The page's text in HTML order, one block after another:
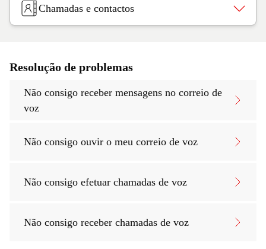
Chamadas e contactos
Resolução de problemas
Não consigo receber mensagens no correio de
voz
Não consigo ouvir o meu correio de voz
Não consigo efetuar chamadas de voz
Não consigo receber chamadas de voz